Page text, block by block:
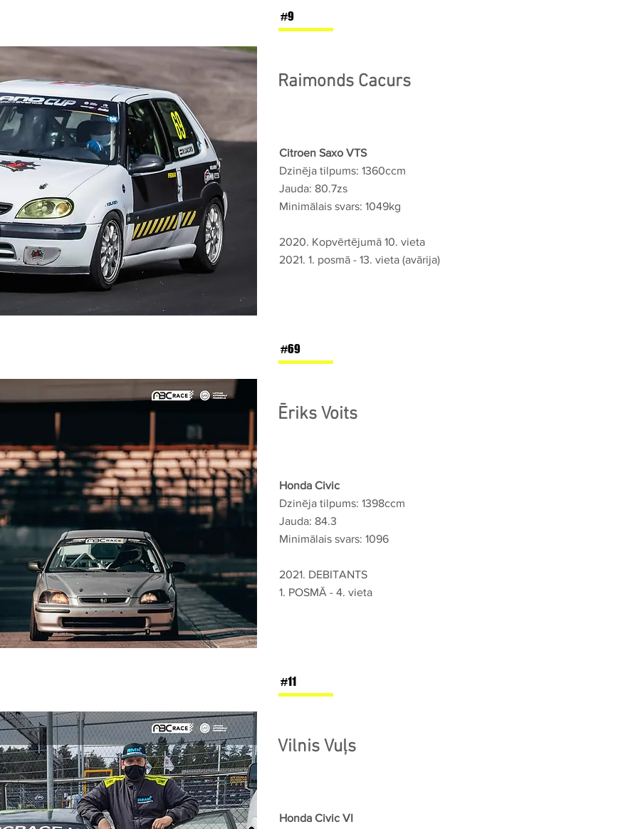
#9
Raimonds Cacurs
Citroen Saxo VTS
Dzinēja tilpums: 1360ccm
Jauda: 80.7zs
Minimālais svars: 1049kg
2020. Kopvērtējumā 10. vieta
2021. 1. posmā - 13. vieta (avārija)
#69
Ēriks Voits
Honda Civic
Dzinēja tilpums: 1398ccm
Jauda: 84.3
Minimālais svars: 1096
2021. DEBITANTS
1. POSMĀ - 4. vieta
#11
Vilnis Vuļs
Honda Civic VI